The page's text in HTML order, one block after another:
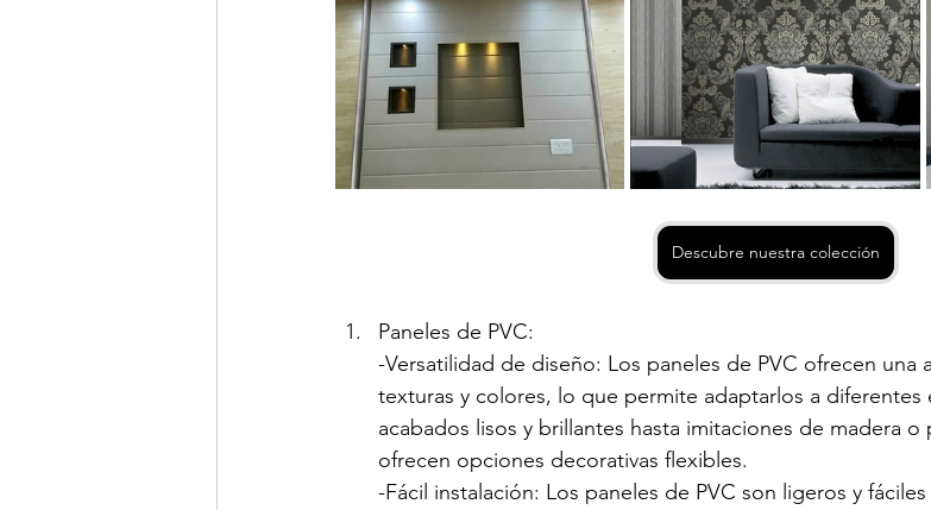
Descubre nuestra colección
Paneles de PVC:
-Versatilidad de diseño: Los paneles de PVC ofrecen una
texturas y colores, lo que permite adaptarlos a
acabados lisos y brillantes hasta imitaciones de madera o
ofrecen opciones decorativas flexibles.
-Fácil instalación: Los paneles de PVC son ligeros y